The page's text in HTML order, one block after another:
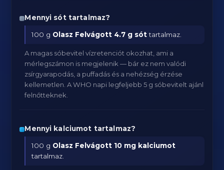
Mennyi sót tartalmaz?
100 g Olasz Felvágott 4.7 g sóttartalmaz.
A magas sóbevitel vízretenciót okozhat, ami a
mérlegszámon is megjelenik — bár ez nem valódi
zsírgyarapodás, a puffadás és a nehézség érzése
kellemetlen. A WHO napi legfeljebb 5 g sóbevitelt ajánl
felnőtteknek.
Mennyi kalciumot tartalmaz?
100 g Olasz Felvágott 10 mg kalciumot
tartalmaz.